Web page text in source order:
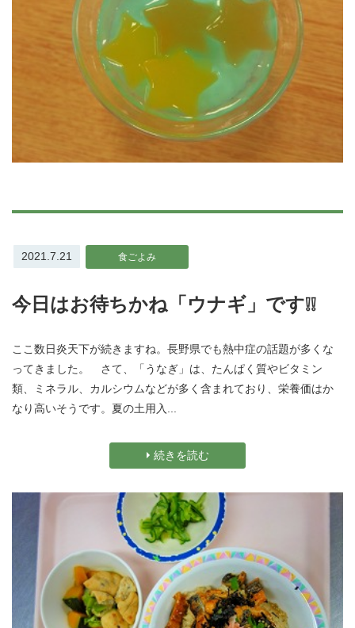
2021.7.21 食ごよみ
今日はお待ちかね「ウナギ」です❕❕
ここ数日炎天下が続きますね。長野県でも熱中症の話題が多くな
ってきました。 さて、「うなぎ」は、たんぱく質やビタミン
類、ミネラル、カルシウムなどが多く含まれており、栄養価はか
なり高いそうです。夏の土用入...
続きを読む